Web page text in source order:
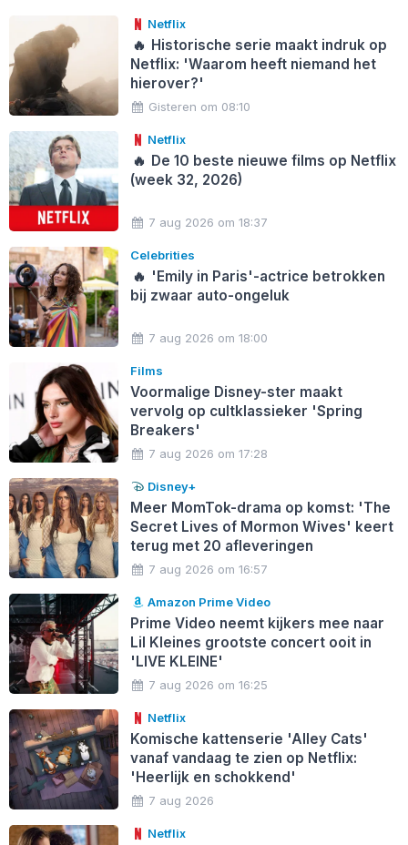
Netflix
🔥 Historische serie maakt indruk op
Netflix: 'Waarom heeft niemand het
hierover?'
Gisteren om 08:10
Netflix
🔥 De 10 beste nieuwe films op Netflix
(week 32, 2026)
7 aug 2026 om 18:37
Celebrities
🔥 'Emily in Paris'-actrice betrokken
bij zwaar auto-ongeluk
7 aug 2026 om 18:00
Films
Voormalige Disney-ster maakt
vervolg op cultklassieker 'Spring
Breakers'
7 aug 2026 om 17:28
Disney+
Meer MomTok-drama op komst: 'The
Secret Lives of Mormon Wives' keert
terug met 20 afleveringen
7 aug 2026 om 16:57
Amazon Prime Video
Prime Video neemt kijkers mee naar
Lil Kleines grootste concert ooit in
'LIVE KLEINE'
7 aug 2026 om 16:25
Netflix
Komische kattenserie 'Alley Cats'
vanaf vandaag te zien op Netflix:
'Heerlijk en schokkend'
7 aug 2026
Netflix